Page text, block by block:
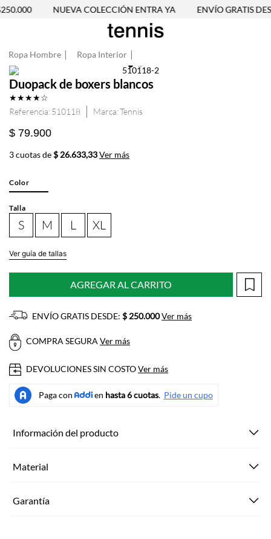
NUEVA COLECCIÓN ENTRA YA ENVÍO GRATIS
Ropa Hombre Ropa Interior
Duopack de boxers blancos
★★★★☆
Referencia: 510118 Tennis
$ 79.900
3 cuotas de$ 26.633,33Ver más
Color
Talla
S M L XL
Ver guía de tallas
AGREGAR AL CARRITO
ENVÍO GRATIS DESDE: $ 250.000Ver más
COMPRA SEGURAVer más
DEVOLUCIONES SIN COSTOVer más
Información del producto
Material
Garantía